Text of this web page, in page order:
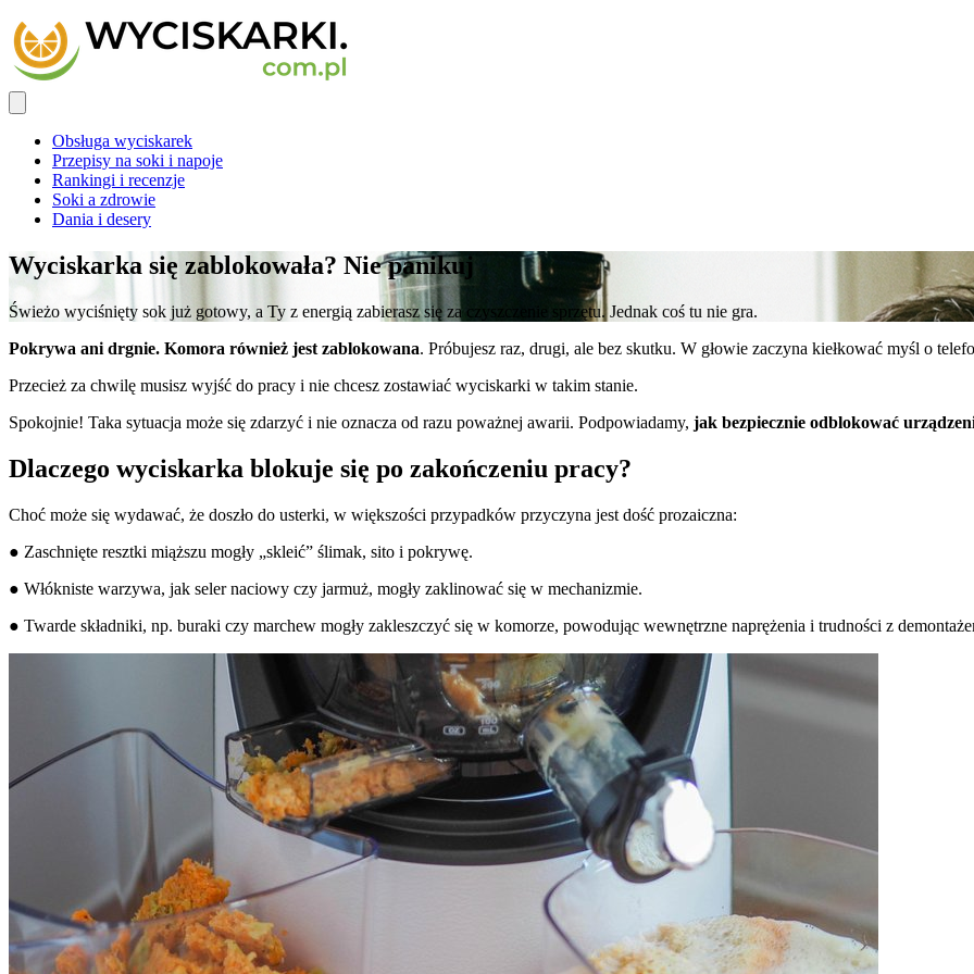
Obsługa wyciskarek
Przepisy na soki i napoje
Rankingi i recenzje
Soki a zdrowie
Dania i desery
Wyciskarka się zablokowała? Nie panikuj
Świeżo wyciśnięty sok już gotowy, a Ty z energią zabierasz się za czyszczenie sprzętu. Jednak coś tu nie gra.
Pokrywa ani drgnie. Komora również jest zablokowana. Próbujesz raz, drugi, ale bez skutku. W głowie zaczyna kiełkować myśl o
Przecież za chwilę musisz wyjść do pracy i nie chcesz zostawiać wyciskarki w takim stanie.
Spokojnie! Taka sytuacja może się zdarzyć i nie oznacza od razu poważnej awarii. Podpowiadamy, jak bezpiecznie odblokować
Dlaczego wyciskarka blokuje się po zakończeniu pracy?
Choć może się wydawać, że doszło do usterki, w większości przypadków przyczyna jest dość prozaiczna:
● Zaschnięte resztki miąższu mogły „skleić” ślimak, sito i pokrywę.
● Włókniste warzywa, jak seler naciowy czy jarmuż, mogły zaklinować się w mechanizmie.
● Twarde składniki, np. buraki czy marchew mogły zakleszczyć się w komorze, powodując wewnętrzne naprężenia i trudności z